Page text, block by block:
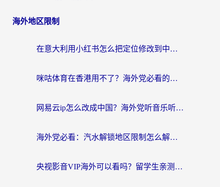
海外地区限制
在意大利用小红书怎么把定位修改到中国国内？3个实用技巧+1个靠谱工具帮你搞定
咪咕体育在香港用不了？海外党必看的回国加速器选择指南（附3个真实场景解决方案）
网易云ip怎么改成中国？海外党听音乐听书的无痛解决方案
海外党必看：汽水解锁地区限制怎么解除？3招解决国内影音&生活服务难题
央视影音VIP海外可以看吗？留学生亲测有效的回国加速器选择指南